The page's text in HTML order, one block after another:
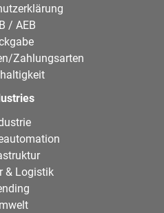
/ AEB
Zahlungsarten
& Logistik